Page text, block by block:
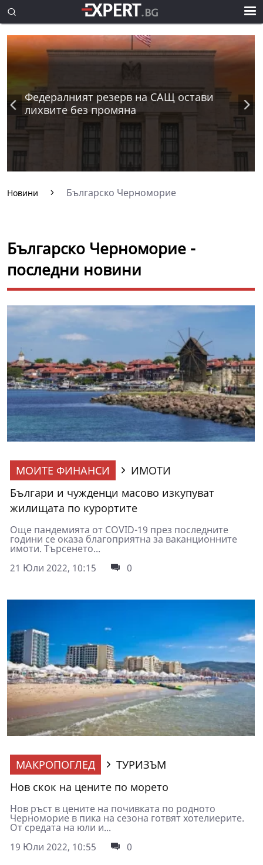
Федералният резерв на САЩ остави
лихвите без промяна
Новини Българско Черноморие
Българско Черноморие -
последни новини
МОИТЕ ФИНАНСИ
ИМОТИ
Българи и чужденци масово изкупуват
жилищата по курортите
Още пандемията от COVID-19 през последните
години се оказа благоприятна за ваканционните
имоти. Търсенето...
21 Юли 2022, 10:15
0
МАКРОПОГЛЕД
ТУРИЗЪМ
Нов скок на цените по морето
Нов ръст в цените на почивката по родното
Черноморие в пика на сезона готвят хотелиерите.
От средата на юли и...
19 Юли 2022, 10:55
0